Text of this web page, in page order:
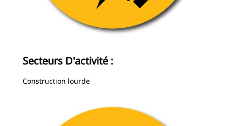
Secteurs D'activité :
Construction lourde